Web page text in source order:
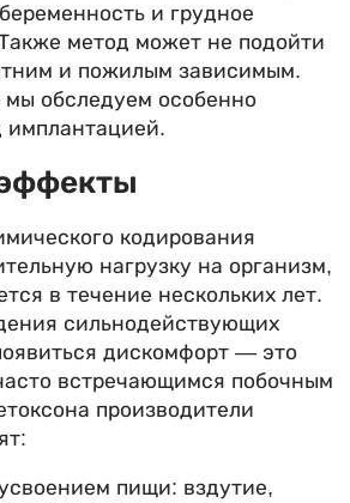
и грудное
метод может не подойти
и пожилым зависимым.
мы обследуем особенно
имплантацией.
кодирования
нагрузку на организм,
в течение нескольких лет.
сильнодействующих
дискомфорт — это
встречающимся побочным
производители
пищи: вздутие,